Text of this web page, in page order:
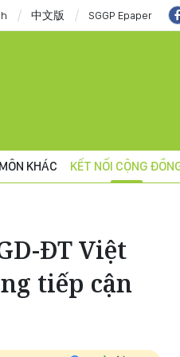
中文版 SGGP Epaper
KHÁC KẾT NỐI CỘNG
ĐT Việt
tiếp cận